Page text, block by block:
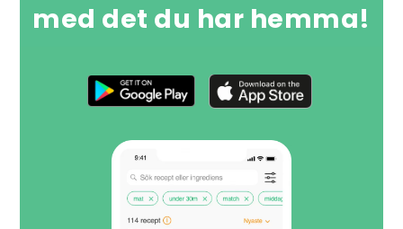
med det du har hemma!